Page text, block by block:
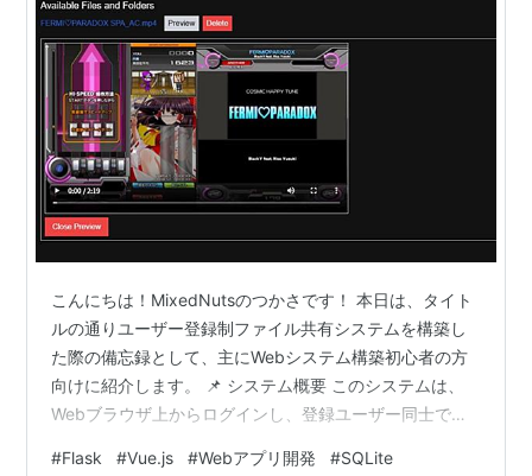
こんにちは！MixedNutsのつかさです！ 本日は、タイト
ルの通りユーザー登録制ファイル共有システムを構築し
た際の備忘録として、主にWebシステム構築初心者の方
向けに紹介します。 📌 システム概要 このシステムは、
Webブラウザ上からログインし、登録ユーザー同士でフ
るアプリケーションです。 使用OS：Windows 10（サー
#Flask #Vue.js #Webアプリ開発 #SQLite